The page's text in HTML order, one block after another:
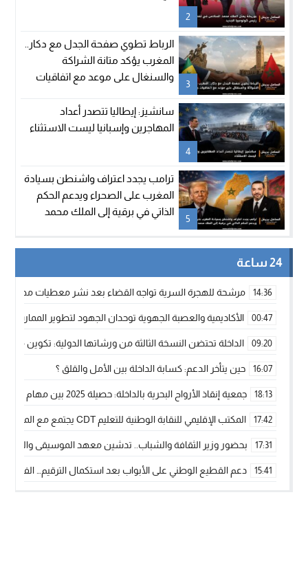
2
3
الرباط تطوي صفحة الجدل مع دكار..
المغرب يؤكد متانة الشراكة
والسنغال على موعد مع اتفاقيات
4
سانشيز: إيطاليا تتصدر أعداد
المهاجرين وإسبانيا ليست الاستثناء
5
ترامب يجدد اعتراف واشنطن بسيادة
المغرب على الصحراء ويدعم الحكم
الذاتي في برقية إلى الملك محمد
24 ساعة
14:36 مرشحة للهجرة السرية تواجه القضاء بعد نشر معطيات مضللة
00:47 الأكاديمية والعصبة الجهوية توحدان الجهود لتطوير الممارسة
09:20 الداخلة تحتضن النسخة الثالثة من ورشاتها الدولية: تكوين
16:07 حين يتأخر الدعم: كسابة الداخلة بين الأمل والقلق ؟
18:13 جمعية إنقاذ الأرواح البحرية بالداخلة: حصيلة 2025 بين مهام الإنقاذ ومشروع “دار البحار”
17:42 المكتب الإقليمي للنقابة الوطنية للتعليم CDT يجتمع مع المدير الإقليمي لمناقشة ملفات جوهرية لنساء ورجال التعليم
17:31 بحضور وزير الثقافة والشباب.. تدشين معهد الموسيقى والفنون
15:41 دعم القطيع الوطني على الأبواب بعد استكمال الترقيم…